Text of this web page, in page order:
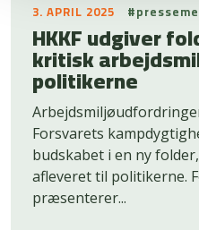
3. APRIL 2025
HKKF udgiver
kritisk
politikerne
Forsvarets
budskabet i en ny
afleveret til politikerne.
præsenterer...